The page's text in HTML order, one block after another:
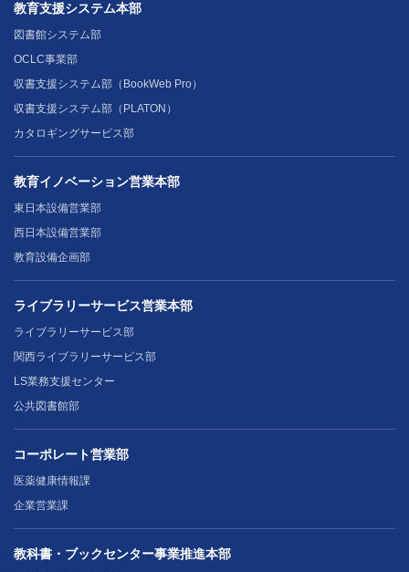
教育支援システム本部
図書館システム部
OCLC事業部
収書支援システム部（BookWeb Pro）
収書支援システム部（PLATON）
カタロギングサービス部
教育イノベーション営業本部
東日本設備営業部
西日本設備営業部
教育設備企画部
ライブラリーサービス営業本部
ライブラリーサービス部
関西ライブラリーサービス部
LS業務支援センター
公共図書館部
コーポレート営業部
医薬健康情報課
企業営業課
教科書・ブックセンター事業推進本部